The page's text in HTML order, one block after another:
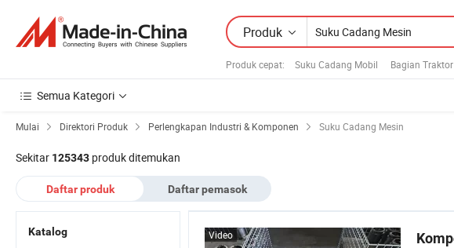
Produk
Produk cepat: Suku Cadang Mobil Bagian Traktor
Semua Kategori
Mulai Direktori Produk Perlengkapan Industri & Komponen Suku Cadang Mesin
Sekitar 125343 produk ditemukan
Daftar produk Daftar pemasok
Video
Katalog